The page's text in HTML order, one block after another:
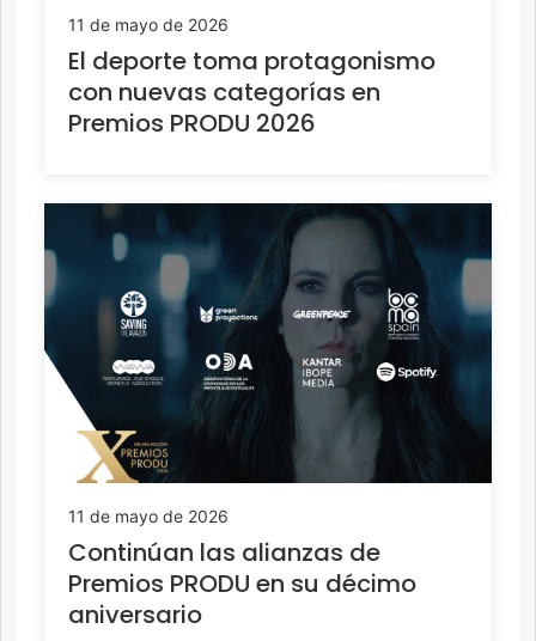
11 de mayo de 2026
El deporte toma protagonismo
con nuevas categorías en
Premios PRODU 2026
11 de mayo de 2026
Continúan las alianzas de
Premios PRODU en su décimo
aniversario